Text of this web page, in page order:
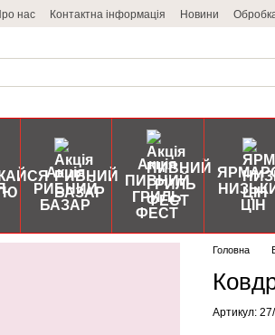
нас Контактна інформація Новини
Акція
РИБНИЙ
БАЗАР
Акція
ПИВНИЙ
ГРИЛЬ
ФЕСТ
ЦІН
Головна
Артикул: